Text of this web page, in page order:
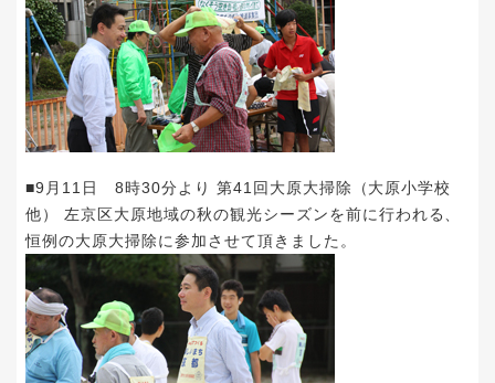
■9月11日 8時30分より 第41回大原大掃除（大原小学校
他） 左京区大原地域の秋の観光シーズンを前に行われる、
恒例の大原大掃除に参加させて頂きました。